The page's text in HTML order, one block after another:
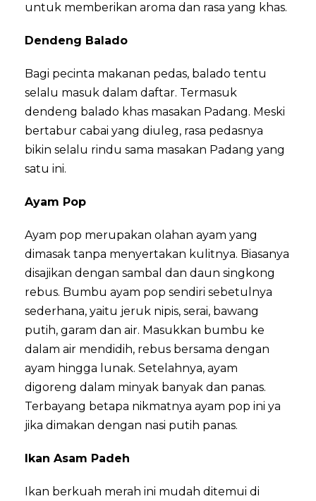
untuk memberikan aroma dan rasa yang khas.
Dendeng Balado
Bagi pecinta makanan pedas, balado tentu
selalu masuk dalam daftar. Termasuk
dendeng balado khas masakan Padang. Meski
bertabur cabai yang diuleg, rasa pedasnya
bikin selalu rindu sama masakan Padang yang
satu ini.
Ayam Pop
Ayam pop merupakan olahan ayam yang
dimasak tanpa menyertakan kulitnya. Biasanya
disajikan dengan sambal dan daun singkong
rebus. Bumbu ayam pop sendiri sebetulnya
sederhana, yaitu jeruk nipis, serai, bawang
putih, garam dan air. Masukkan bumbu ke
dalam air mendidih, rebus bersama dengan
ayam hingga lunak. Setelahnya, ayam
digoreng dalam minyak banyak dan panas.
Terbayang betapa nikmatnya ayam pop ini ya
jika dimakan dengan nasi putih panas.
Ikan Asam Padeh
Ikan berkuah merah ini mudah ditemui di